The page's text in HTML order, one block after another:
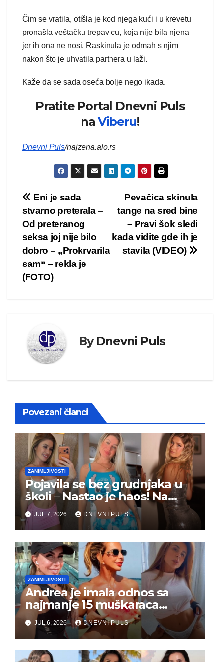
Čim se vratila, otišla je kod njega kući i u krevetu
pronašla veštačku trepavicu, koja nije bila njena
jer ih ona ne nosi. Raskinula je odmah s njim
nakon što je uhvatila partnera u laži.
Kaže da se sada oseća bolje nego ikada.
Pratite Portal Dnevni Puls
naViberu!
Dnevni Puls/najzena.alo.rs
Kretanje
članka
Pevačica skinula
tange na sred bine
– Pravi šok sledi
kada vidite gde ih je
stavila (VIDEO)
Eni je sada
stvarno preterala –
Od preteranog
seksa joj nije bilo
dobro – „Prokrvarila
sam“ – rekla je
(FOTO)
ByDnevni Puls
Povezani članci
ZANIMLJIVOSTI
Pojavila se bez grudnjaka u
školi – Nastao je haos! Na
grupi je majke napale (FOTO)
JUL 7, 2026 DNEVNI PULS
ZANIMLJIVOSTI
Andrea je imala odnos sa
najmanje 15 muškaraca
odjednom – „Doktor mi je
rekao…“ (FOTO)
JUL 6, 2026 DNEVNI PULS